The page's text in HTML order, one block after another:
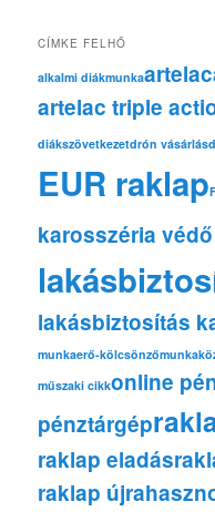
CÍMKE FELHŐ
alkalmi diákmunkaartelac
artelac triple
diákszövetkezetdrón vásárlás
EUR raklap
karosszéria
lakásbiztosítás
munkaerő-kölcsönző
műszaki cikkonline
pénztárgép
raklap eladás
raklap